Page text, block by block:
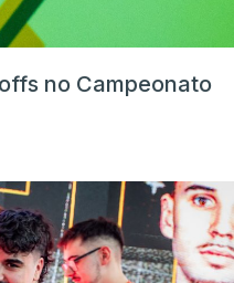
no Campeonato